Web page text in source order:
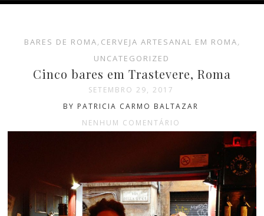
BARES DE ROMA, CERVEJA ARTESANAL EM ROMA,
UNCATEGORIZED
Cinco bares em Trastevere, Roma
SETEMBRO 29, 2017
BY PATRICIA CARMO BALTAZAR
NENHUM COMENTÁRIO